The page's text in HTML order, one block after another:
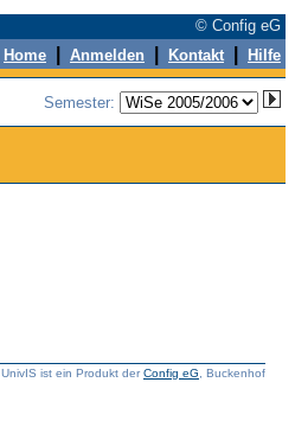
© Config eG
Home Anmelden Kontakt Hilfe
Semester:
UnivIS ist ein Produkt derConfig eG , Buckenhof